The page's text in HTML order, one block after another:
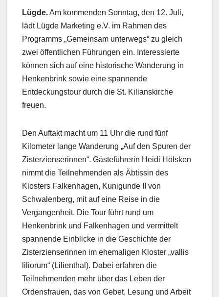
Lügde.Am kommenden Sonntag, den 12. Juli,
lädt Lügde Marketing e.V. im Rahmen des
Programms „Gemeinsam unterwegs“ zu gleich
zwei öffentlichen Führungen ein. Interessierte
können sich auf eine historische Wanderung in
Henkenbrink sowie eine spannende
Entdeckungstour durch die St. Kilianskirche
freuen.
Den Auftakt macht um 11 Uhr die rund fünf
Kilometer lange Wanderung „Auf den Spuren der
Zisterzienserinnen“. Gästeführerin Heidi Hölsken
nimmt die Teilnehmenden als Äbtissin des
Klosters Falkenhagen, Kunigunde II von
Schwalenberg, mit auf eine Reise in die
Vergangenheit. Die Tour führt rund um
Henkenbrink und Falkenhagen und vermittelt
spannende Einblicke in die Geschichte der
Zisterzienserinnen im ehemaligen Kloster „vallis
liliorum“ (Lilienthal). Dabei erfahren die
Teilnehmenden mehr über das Leben der
Ordensfrauen, das von Gebet, Lesung und Arbeit